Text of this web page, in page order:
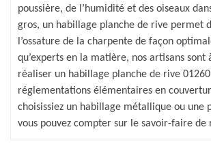
poussière, de l’humidité et des oiseaux
gros, un habillage planche de rive permet
l’ossature de la charpente de façon
qu’experts en la matière, nos artisans sont
réaliser un habillage planche de rive
réglementations élémentaires en
choisissiez un habillage métallique ou une
vous pouvez compter sur le savoir-faire de